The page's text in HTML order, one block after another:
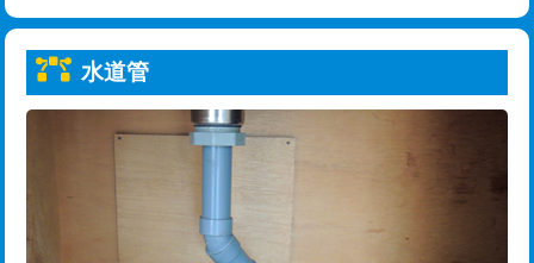
給水管工事※（ライニング鋼管・銅
管・ポリ管・HT管使用/3ｍまで)
給水管工事※（ライニング鋼管・銅
管・ポリ管・HT管使用/3ｍ超え)
排水管工事（土の掘削・埋め戻し作
11,000円~
トーラー機使用/3mまで
追加トーラー機使用/3m超え
33,000円
8,800円
水道管